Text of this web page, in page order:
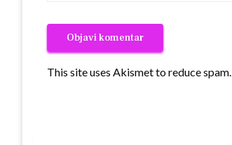
This site uses Akismet to reduce spam.